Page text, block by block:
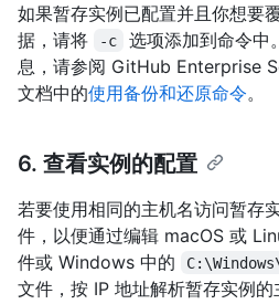
如果暂存实例已配置并且你想要
据，请将
-c
选项添加到命令中
息，请参阅 GitHub Enterprise
文档中的使用备份和还原命令。
6. 查看实例的配置
若要使用相同的主机名访问暂存
件，以便通过编辑 macOS 或
件或 Windows 中的
文件，按 IP 地址解析暂存实例的